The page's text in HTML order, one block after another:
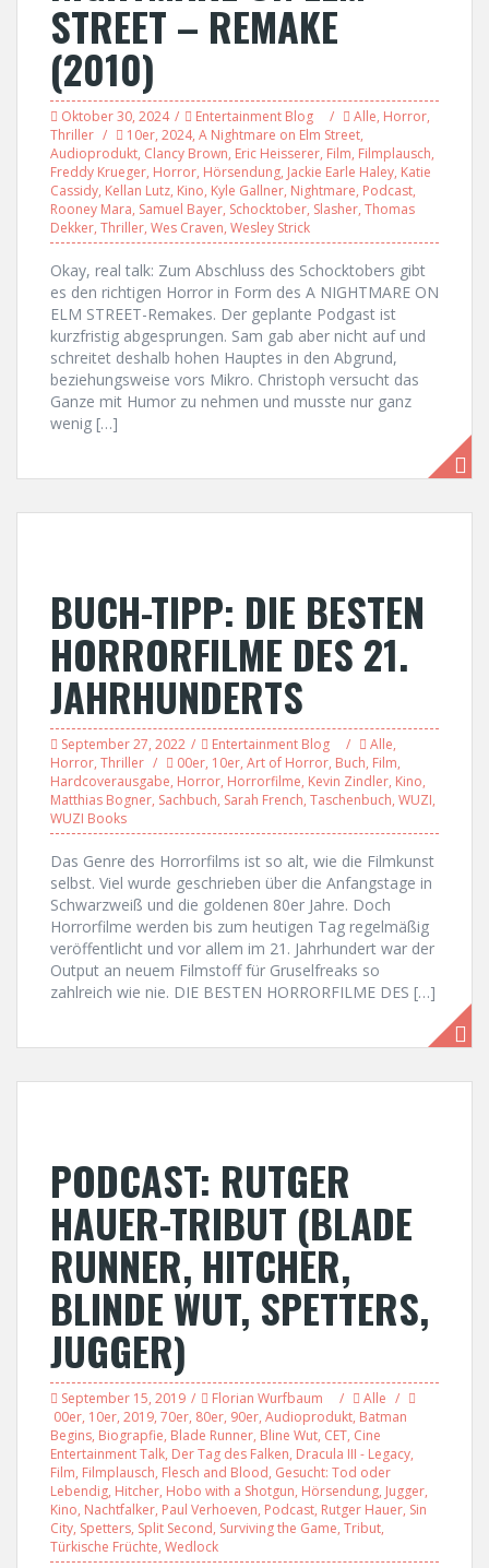
STREET – REMAKE
(2010)
Oktober 30, 2024 Entertainment Blog Alle, Horror,
Thriller
10er, 2024, A Nightmare on Elm Street,
Audioprodukt, Clancy Brown, Eric Heisserer, Film, Filmplausch,
Freddy Krueger, Horror, Hörsendung, Jackie Earle Haley, Katie
Cassidy, Kellan Lutz, Kino, Kyle Gallner, Nightmare, Podcast,
Rooney Mara, Samuel Bayer, Schocktober, Slasher, Thomas
Dekker, Thriller, Wes Craven, Wesley Strick
Okay, real talk: Zum Abschluss des Schocktobers gibt
es den richtigen Horror in Form des A NIGHTMARE ON
ELM STREET-Remakes. Der geplante Podgast ist
kurzfristig abgesprungen. Sam gab aber nicht auf und
schreitet deshalb hohen Hauptes in den Abgrund,
beziehungsweise vors Mikro. Christoph versucht das
Ganze mit Humor zu nehmen und musste nur ganz
wenig […]
BUCH-TIPP: DIE BESTEN
HORRORFILME DES 21.
JAHRHUNDERTS
September 27, 2022 Entertainment Blog Alle,
Horror, Thriller 00er, 10er, Art of Horror, Buch, Film,
Hardcoverausgabe, Horror, Horrorfilme, Kevin Zindler, Kino,
Matthias Bogner, Sachbuch, Sarah French, Taschenbuch, WUZI,
WUZI Books
Das Genre des Horrorfilms ist so alt, wie die Filmkunst
selbst. Viel wurde geschrieben über die Anfangstage in
Schwarzweiß und die goldenen 80er Jahre. Doch
Horrorfilme werden bis zum heutigen Tag regelmäßig
veröffentlicht und vor allem im 21. Jahrhundert war der
Output an neuem Filmstoff für Gruselfreaks so
zahlreich wie nie. DIE BESTEN HORRORFILME DES […]
PODCAST: RUTGER
HAUER-TRIBUT (BLADE
RUNNER, HITCHER,
BLINDE WUT, SPETTERS,
JUGGER)
September 15, 2019 Florian Wurfbaum
Alle
00er, 10er, 2019, 70er, 80er, 90er, Audioprodukt, Batman
Begins, Biograpfie, Blade Runner, Bline Wut, CET, Cine
Entertainment Talk, Der Tag des Falken, Dracula III - Legacy,
Film, Filmplausch, Flesch and Blood, Gesucht: Tod oder
Lebendig, Hitcher, Hobo with a Shotgun, Hörsendung, Jugger,
Kino, Nachtfalker, Paul Verhoeven, Podcast, Rutger Hauer, Sin
City, Spetters, Split Second, Surviving the Game, Tribut,
Türkische Früchte, Wedlock